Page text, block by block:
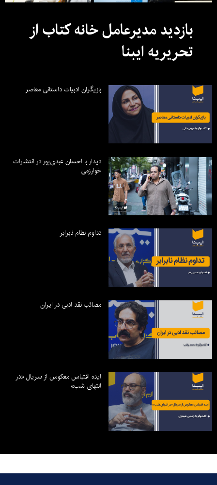
بازدید مدیرعامل خانه کتاب از
تحریریه ایبنا
بازیگران ادبیات داستانی معاصر
دیدار با احسان عبدی‌پور در انتشارات
خوارزمی
تداوم نظام نابرابر
مصائب نقد ادبی در ایران
ایده اقتباس معکوس از سریال «در
انتهای شب»